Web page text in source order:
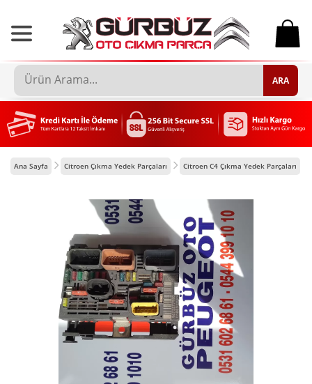
0
ARA
Ana Sayfa Citroen Çıkma Yedek Parçaları Citroen C4 Çıkma Yedek Parçaları